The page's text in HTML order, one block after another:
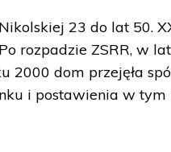
23 do lat 50.
rozpadzie ZSRR, w
2000 dom przejęła
i postawienia w